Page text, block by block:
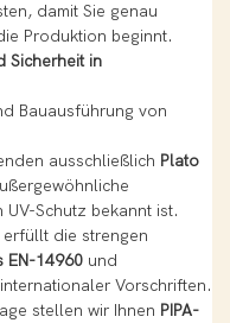
damit Sie genau
Produktion beginnt.
Sicherheit in
Bauausführung von
ausschließlich Plato
Schutz bekannt ist.
die strengen
EN-14960und
Vorschriften.
stellen wir Ihnen PIPA-